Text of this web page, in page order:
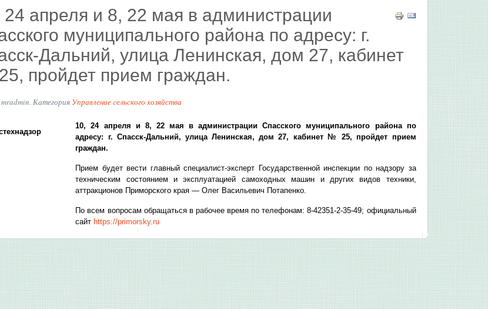
24 апреля и 8, 22 мая в администрации
муниципального района по адресу: г.
Дальний, улица Ленинская, дом 27, кабинет
пройдет прием граждан.
Категория Управление сельского хозяйства
10, 24 апреля и 8, 22 мая в администрации Спасского муниципального района по
адресу: г. Спасск-Дальний, улица Ленинская, дом 27, кабинет № 25, пройдет прием
граждан.
Прием будет вести главный специалист-эксперт Государственной инспекции по надзору за
техническим состоянием и эксплуатацией самоходных машин и других видов техники,
аттракционов Приморского края — Олег Васильевич Потапенко.
По всем вопросам обращаться в рабочее время по телефонам: 8-42351-2-35-49; официальный
сайт https://primorsky.ru